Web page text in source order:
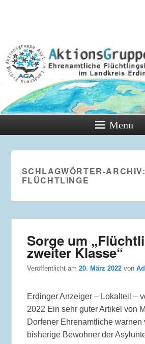
Menu
SCHLAGWÖRTER-ARCHIV:
FLÜCHTLINGE
Sorge um
zweiter Klasse“
Veröffentlicht am20. März 2022 von
Erdinger Anzeiger – Lokalteil –
2022 Ein sehr guter Artikel von
Dorfener Ehrenamtliche warnen
bisherige Bewohner der